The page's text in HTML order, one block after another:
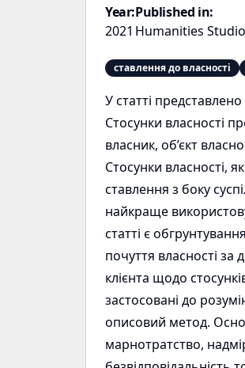
Year:
2021
Published in:
Humanities
ставлення до власності
У статті
Стосунки власності
власник, об’єкт
Стосунки власності,
ставлення з боку
найкраще
статті є
почуття власності за
клієнта щодо
застосовані до
описовий метод.
марнотратство,